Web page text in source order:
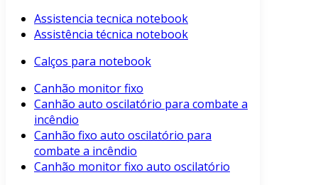
Assistencia tecnica notebook
Assistência técnica notebook
Calços para notebook
Canhão monitor fixo
Canhão auto oscilatório para combate a
incêndio
Canhão fixo auto oscilatório para
combate a incêndio
Canhão monitor fixo auto oscilatório